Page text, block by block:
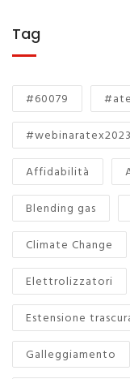
Tag
#60079
#webinaratex2023
Affidabilità
Blending gas
Climate Change
Elettrolizzatori
Estensione
Galleggiamento